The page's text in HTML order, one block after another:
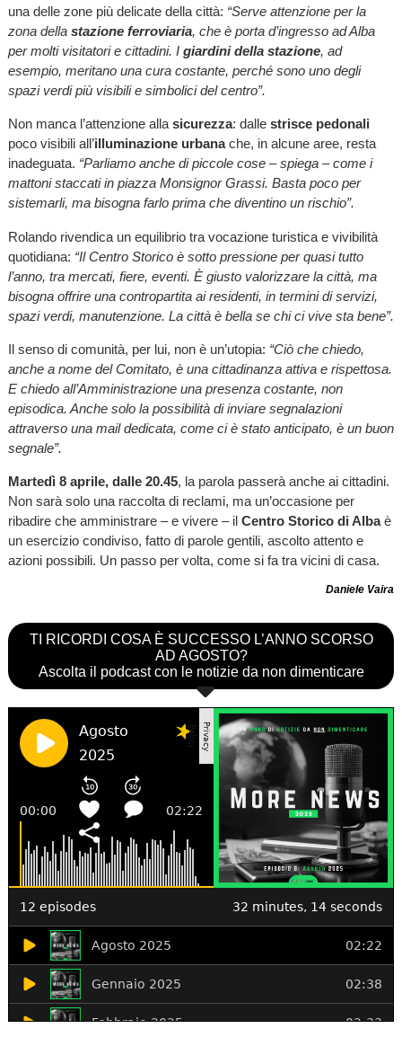
una delle zone più delicate della città: “Serve attenzione per la
zona della stazione ferroviaria, che è porta d’ingresso ad Alba
per molti visitatori e cittadini. I giardini della stazione, ad
esempio, meritano una cura costante, perché sono uno degli
spazi verdi più visibili e simbolici del centro”.
Non manca l’attenzione alla sicurezza: dalle strisce pedonali
poco visibili all’illuminazione urbanache, in alcune aree, resta
inadeguata. “Parliamo anche di piccole cose – spiega – come i
mattoni staccati in piazza Monsignor Grassi. Basta poco per
sistemarli, ma bisogna farlo prima che diventino un rischio”.
Rolando rivendica un equilibrio tra vocazione turistica e vivibilità
quotidiana: “Il Centro Storico è sotto pressione per quasi tutto
l’anno, tra mercati, fiere, eventi. È giusto valorizzare la città, ma
bisogna offrire una contropartita ai residenti, in termini di servizi,
spazi verdi, manutenzione. La città è bella se chi ci vive sta bene”.
Il senso di comunità, per lui, non è un’utopia: “Ciò che chiedo,
anche a nome del Comitato, è una cittadinanza attiva e rispettosa.
E chiedo all’Amministrazione una presenza costante, non
episodica. Anche solo la possibilità di inviare segnalazioni
attraverso una mail dedicata, come ci è stato anticipato, è un buon
segnale”.
Martedì 8 aprile, dalle 20.45, la parola passerà anche ai cittadini.
Non sarà solo una raccolta di reclami, ma un’occasione per
ribadire che amministrare – e vivere – il Centro Storico di Albaè
un esercizio condiviso, fatto di parole gentili, ascolto attento e
azioni possibili. Un passo per volta, come si fa tra vicini di casa.
Daniele Vaira
TI RICORDI COSA È SUCCESSO L’ANNO SCORSO
AD AGOSTO?
Ascolta il podcast con le notizie da non dimenticare